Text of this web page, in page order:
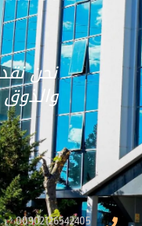
نحن
والذوق
00902126542405